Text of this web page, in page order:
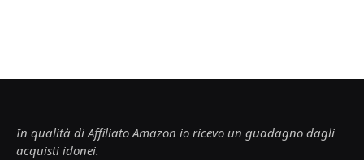
In qualità di Affiliato Amazon io ricevo un guadagno dagli
acquisti idonei.